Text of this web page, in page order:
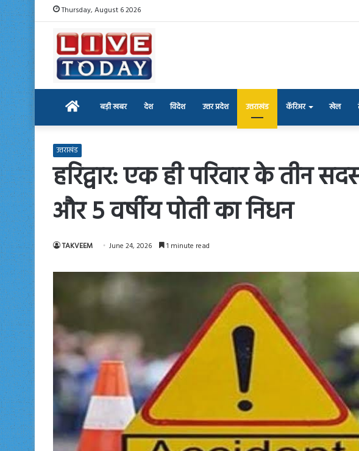
Thursday, August 6 2026
Home बड़ी खबर देश विदेश उत्तर प्रदेश उत्तराखंड कॅरिअर खेल
उत्तराखंड
हरिद्वार: एक ही परिवार के तीन
और 5 वर्षीय पोती का निधन
TAKVEEM June 24, 2026 1 minute read